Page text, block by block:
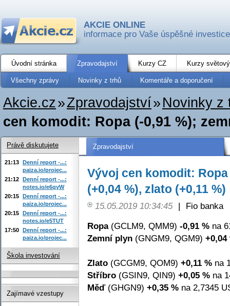
AKCIE ONLINE
informace pro Vaše úspěšné investice
Úvodní stránka Zpravodajství Kurzy CZ Kurzy
Všechny zprávy Novinky z trhů Komentáře a doporučení
Akcie.cz»Zpravodajství» Novinky z
cen komodit: Ropa (-0,91 %);
Zpravodajství
Vývoj cen komodit:
(+0,04 %), zlato (+0,11 %)
15.05.2019 10:34:45 |
Fio banka
Ropa(GCLM9, QMM9) -0,91 % na
Zemní plyn (GNGM9, QGM9) +0,04
Zlato (GCGM9, QOM9) +0,11 % na
Stříbro (GSIN9, QIN9) +0,05 % na
Měď(GHGN9) +0,35 % na 2,7345
Právě diskutujete
21:13 Denní report -...:
paiza.io/projec...
21:12 Denní report -...:
notes.io/e6qyW
20:15 Denní report -...:
paiza.io/projec...
20:15 Denní report -...:
notes.io/e5TUT
17:50 Denní report -...:
paiza.io/projec...
Škola investování
Zajímavé vzestupy